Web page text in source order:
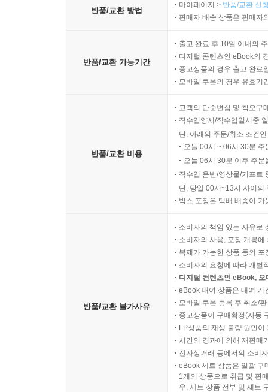
반품/교환 방법
마이페이지 > 반품/교환 신
판매자 배송 상품은 판매자
반품/교환 가능기간
출고 완료 후 10일 이내의
디지털 콘텐츠인 eBook의
중고상품의 경우 출고 완료
모바일 쿠폰의 경우 유효기
반품/교환 비용
고객의 단순변심 및 착오구
직수입양서/직수입일서중
단, 아래의 주문/취소 조건
오늘 00시 ~ 06시 30분
오늘 06시 30분 이후 주
직수입 음반/영상물/기프트
단, 당일 00시~13시 사이의
박스 포장은 택배 배송이
반품/교환 불가사유
소비자의 책임 있는 사유로
소비자의 사용, 포장 개봉
복제가 가능한 상품 등의
소비자의 요청에 따라 개별
디지털 컨텐츠인 eBook,
eBook 대여 상품은 대여 기
모바일 쿠폰 등록 후 취소/
중고상품이 구매확정(자동
LP상품의 재생 불량 원인
시간의 경과에 의해 재판매
전자상거래 등에서의 소비
eBook 세트 상품은 일괄 구
1개의 상품으로 취급 및 판
우, 세트 상품 전부 및 세트